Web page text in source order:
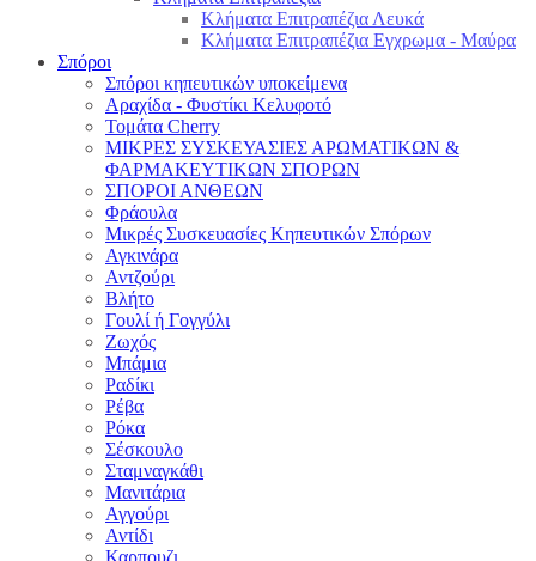
Κλήματα Επιτραπέζια Λευκά
Κλήματα Επιτραπέζια Εγχρωμα - Μαύρα
Σπόροι
Σπόροι κηπευτικών υποκείμενα
Αραχίδα - Φυστίκι Κελυφοτό
Τομάτα Cherry
ΜΙΚΡΕΣ ΣΥΣΚΕΥΑΣΙΕΣ ΑΡΩΜΑΤΙΚΩΝ &
ΦΑΡΜΑΚΕΥΤΙΚΩΝ ΣΠΟΡΩΝ
ΣΠΟΡΟΙ ΑΝΘΕΩΝ
Φράουλα
Μικρές Συσκευασίες Κηπευτικών Σπόρων
Αγκινάρα
Αντζούρι
Βλήτο
Γουλί ή Γογγύλι
Ζωχός
Μπάμια
Ραδίκι
Ρέβα
Ρόκα
Σέσκουλο
Σταμναγκάθι
Μανιτάρια
Αγγούρι
Αντίδι
Καρπουζι